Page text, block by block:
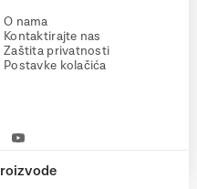
O nama
Kontaktirajte nas
Zaštita privatnosti
Postavke kolačića